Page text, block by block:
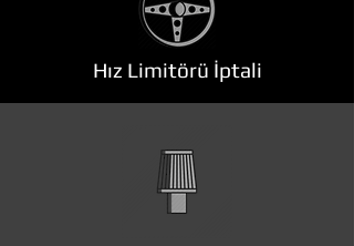
Hız Limitörü İptali